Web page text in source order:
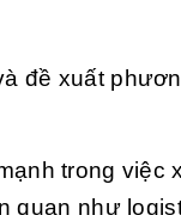
đề xuất
trong việc
quan như